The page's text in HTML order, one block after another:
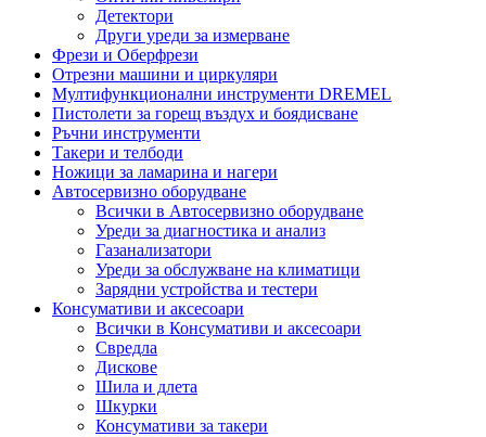
Детектори
Други уреди за измерване
Фрези и Оберфрези
Отрезни машини и циркуляри
Мултифункционални инструменти DREMEL
Пистолети за горещ въздух и боядисване
Ръчни инструменти
Такери и телбоди
Ножици за ламарина и нагери
Автосервизно оборудване
Всички в Автосервизно оборудване
Уреди за диагностика и анализ
Газанализатори
Уреди за обслужване на климатици
Зарядни устройства и тестери
Консумативи и аксесоари
Всички в Консумативи и аксесоари
Свредла
Дискове
Шила и длета
Шкурки
Консумативи за такери